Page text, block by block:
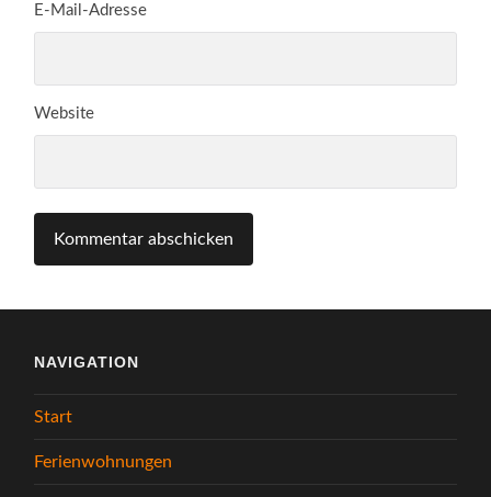
E-Mail-Adresse
Website
NAVIGATION
Start
Ferienwohnungen